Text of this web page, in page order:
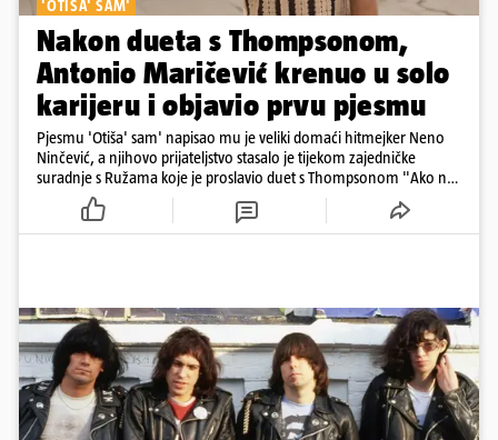
'OTIŠA' SAM'
Nakon dueta s Thompsonom,
Antonio Maričević krenuo u solo
karijeru i objavio prvu pjesmu
Pjesmu 'Otiša' sam' napisao mu je veliki domaći hitmejker Neno
Ninčević, a njihovo prijateljstvo stasalo je tijekom zajedničke
suradnje s Ružama koje je proslavio duet s Thompsonom "Ako ne
znaš što je bilo"